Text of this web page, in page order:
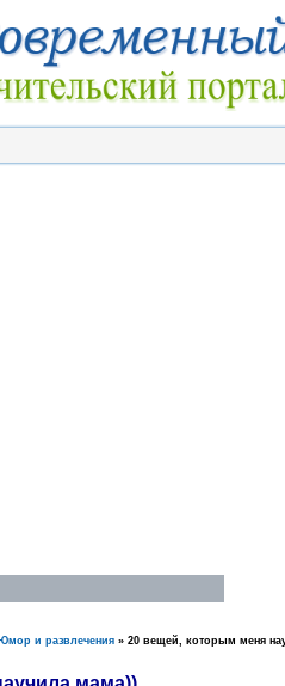
Юмор и развлечения » 20 вещей, которым меня